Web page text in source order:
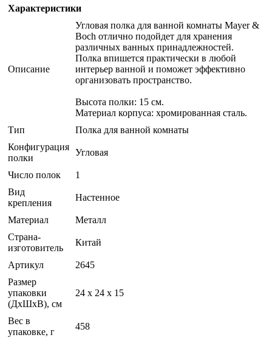
Характеристики
Описание
Угловая полка для ванной комнаты Mayer &
Boch отлично подойдет для хранения
различных ванных принадлежностей.
Полка впишется практически в любой
интерьер ванной и поможет эффективно
организовать пространство.
Высота полки: 15 см.
Материал корпуса: хромированная сталь.
Тип
Полка для ванной комнаты
Конфигурация
полки
Угловая
Число полок
1
Вид
крепления
Настенное
Материал
Металл
Страна-
изготовитель
Китай
Артикул
2645
Размер
упаковки
(ДхШхВ), см
24 x 24 x 15
Вес в
упаковке, г
458